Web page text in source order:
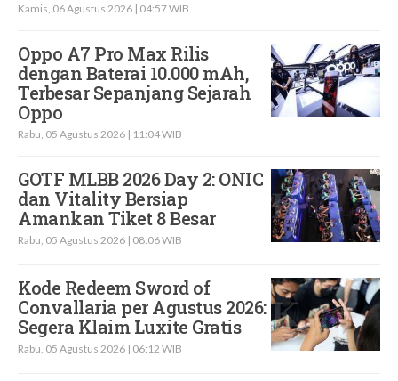
Kamis, 06 Agustus 2026 | 04:57 WIB
Oppo A7 Pro Max Rilis
dengan Baterai 10.000 mAh,
Terbesar Sepanjang Sejarah
Oppo
Rabu, 05 Agustus 2026 | 11:04 WIB
GOTF MLBB 2026 Day 2: ONIC
dan Vitality Bersiap
Amankan Tiket 8 Besar
Rabu, 05 Agustus 2026 | 08:06 WIB
Kode Redeem Sword of
Convallaria per Agustus 2026:
Segera Klaim Luxite Gratis
Rabu, 05 Agustus 2026 | 06:12 WIB